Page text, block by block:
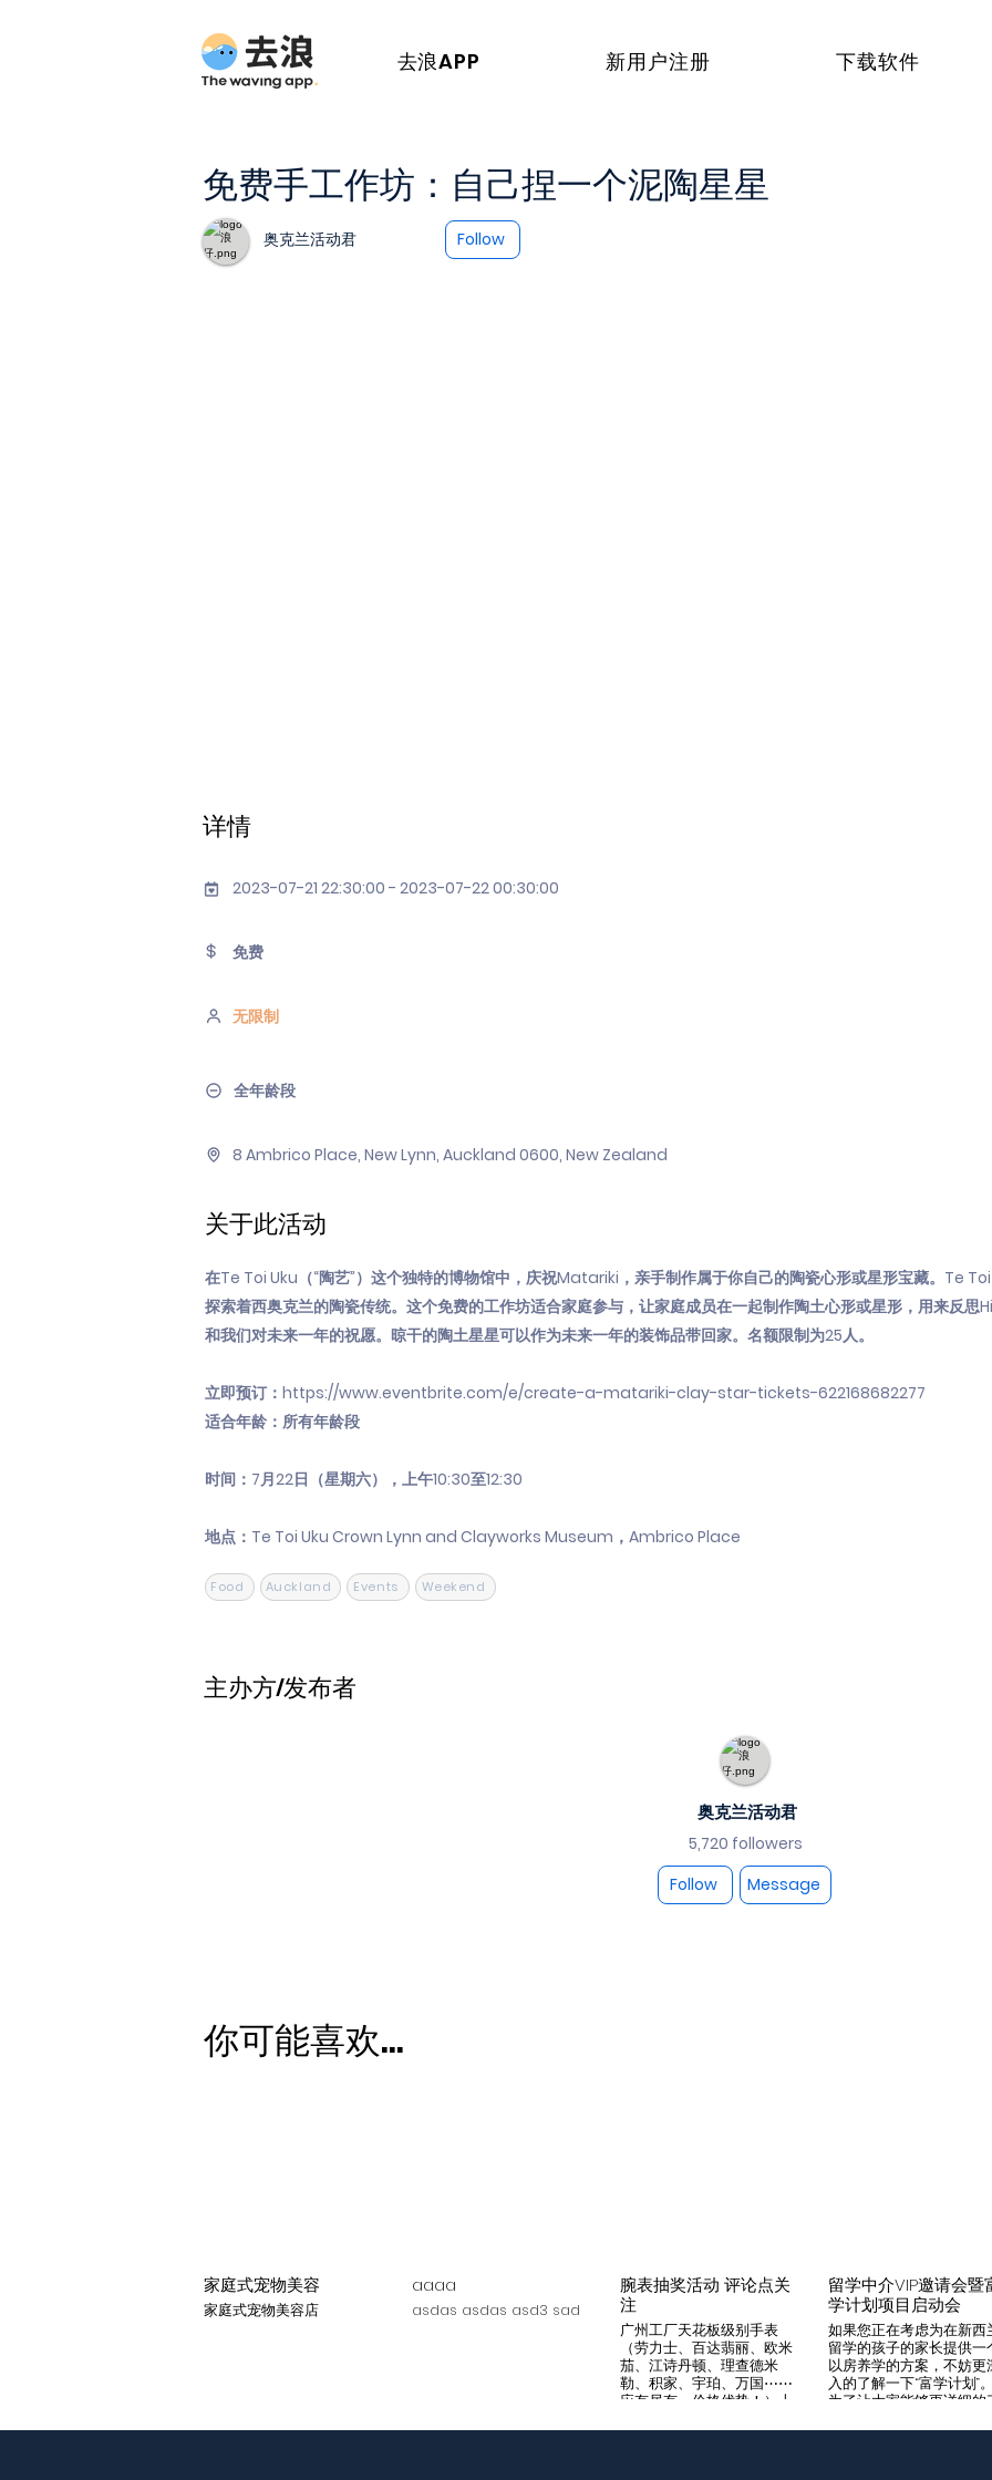
去浪APP 新用户注册 下载软件
免费手工作坊：自己捏一个泥陶星星
奥克兰活动君 Follow
详情
2023-07-21 22:30:00 - 2023-07-22 00:30:00
免费
无限制
全年龄段
8 Ambrico Place, New Lynn, Auckland 0600, New Zealand
关于此活动
在Te Toi Uku（“陶艺”）这个独特的博物馆中，庆祝Matariki，亲手制作属于你自己的陶瓷心形或星形宝藏。Te Toi
探索着西奥克兰的陶瓷传统。这个免费的工作坊适合家庭参与，让家庭成员在一起制作陶土心形或星形，用来反
和我们对未来一年的祝愿。晾干的陶土星星可以作为未来一年的装饰品带回家。名额限制为25人。
立即预订： https://www.eventbrite.com/e/create-a-matariki-clay-star-tickets-622168682277
适合年龄：所有年龄段
时间：7月22日（星期六），上午10:30至12:30
地点：Te Toi Uku Crown Lynn and Clayworks Museum，Ambrico Place
Food Auckland Events Weekend
主办方/发布者
奥克兰活动君
5,720 followers
Follow
Message
你可能喜欢...
家庭式宠物美容
家庭式宠物美容店
aaaa
asdas asdas asd3 sad
腕表抽奖活动 评论点关
注
广州工厂天花板级别手表
（劳力士、百达翡丽、欧米
茄、江诗丹顿、理查德米
勒、积家、宇珀、万国⋯⋯
应有尽有，价格优势！）十
旨，支持平台交易，货到付
留学中介VIP邀请会暨
学计划项目启动会
如果您正在考虑为在新西
留学的孩子的家长提供一
以房养学的方案，不妨更
入的了解一下“富学计划”。
为了让大家能够更详细的
月14日举办一次针对留学